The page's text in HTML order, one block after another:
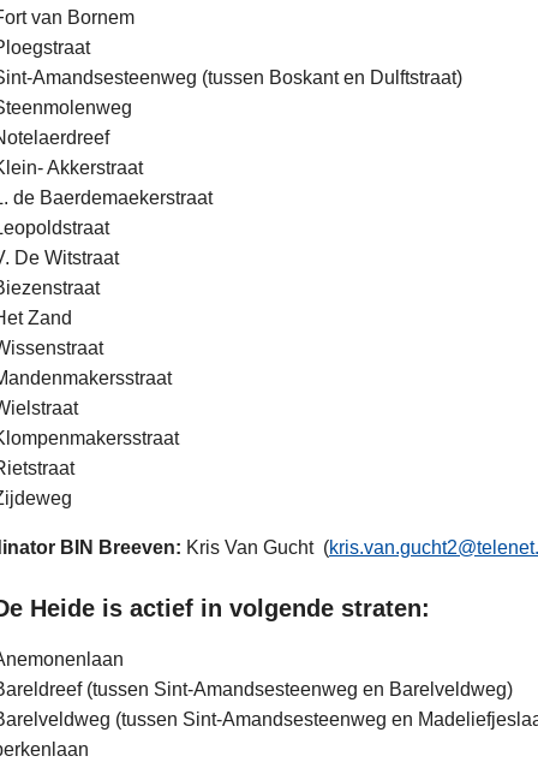
van Bornem
Amandsesteenweg (tussen Boskant en Dulftstraat)
Akkerstraat
de Baerdemaekerstraat
De Witstraat
Zand
BIN Breeven: Kris Van Gucht (
Heide is actief in volgende straten:
(tussen Sint-Amandsesteenweg en Barelveldweg)
(tussen Sint-Amandsesteenweg en